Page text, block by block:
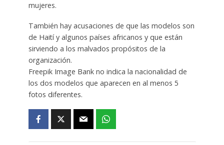
mujeres.
También hay acusaciones de que las modelos son
de Haití y algunos países africanos y que están
sirviendo a los malvados propósitos de la
organización.
Freepik Image Bank no indica la nacionalidad de
los dos modelos que aparecen en al menos 5
fotos diferentes.